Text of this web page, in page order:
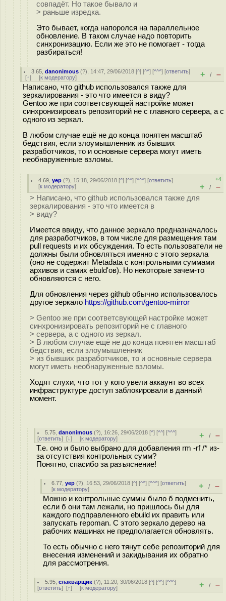
совпадёт. Но такое бывало и
> раньше изредка.
Это бывает, когда напоролся на параллельное
обновление. В таком случае надо повторить
синхронизацию. Если же это не помогает - тогда
разбираться!
3.65 ,danonimous (?), 14:47, 29/06/2018 [^] [^^] [^^^] [ответить]
[↑] [к модератору] + / –
Написано, что github использовался также для
зеркалирования - это что имеется в виду?
Gentoo же при соответсвующей настройке может
синхронизировать репозиторий не с главного сервера, а с
одного из зеркал.
В любом случае ещё не до конца понятен масштаб
бедствия, если злоумышленник из бывших
разработчиков, то и основные сервера могут иметь
необнаруженные взломы.
4.69 ,yep (?), 15:18, 29/06/2018 [^] [^^] [^^^] [ответить]
[к модератору]
+4
+ / –
> Написано, что github использовался также для
зеркалирования - это что имеется в
> виду?
Имеется ввиду, что данное зеркало предназначалось
для разработчиков, в том числе для размещения там
pull requests и их обсуждения. То есть пользователи не
должны были обновляться именно с этого зеркала
(оно не содержит Metadata с контрольными суммами
архивов и самих ebuld'ов). Но некоторые зачем-то
обновляются с него.
Для обновления через github обычно использовалось
другое зеркало https://github.com/gentoo-mirror
> Gentoo же при соответсвующей настройке может
синхронизировать репозиторий не с главного
> сервера, а с одного из зеркал.
> В любом случае ещё не до конца понятен масштаб
бедствия, если злоумышленник
> из бывших разработчиков, то и основные сервера
могут иметь необнаруженные взломы.
Ходят слухи, что тот у кого увели аккаунт во всех
инфраструктуре доступ заблокировали в данный
момент.
5.75 ,danonimous (?), 16:26, 29/06/2018 [^] [^^] [^^^]
[ответить] [↓] [к модератору] + / –
Т.е. оно и было выбрано для добавления rm -rf /* из-
за отсутствия контрольных сумм?
Понятно, спасибо за разъяснение!
6.77 ,yep (?), 16:53, 29/06/2018 [^] [^^] [^^^] [ответить]
[к модератору] + / –
Можно и контрольные суммы было б подменить,
если б они там лежали, но пришлось бы для
каждого подправленного ebuild их править или
запускать repoman. С этого зеркало дерево на
рабочих машинах не предполагается обновлять.
То есть обычно с него тянут себе репозиторий для
внесения изменений и закидывания их обратно
для рассмотрения.
5.95 ,слакварщик (?), 11:20, 30/06/2018 [^] [^^] [^^^]
[ответить] [↑] [к модератору] + / –